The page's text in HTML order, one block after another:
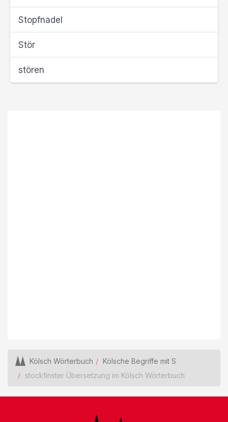
Stopfnadel
Stör
stören
Kölsch Wörterbuch
Kölsche Begriffe mit S
stockfinster Übersetzung im Kölsch Wörterbuch